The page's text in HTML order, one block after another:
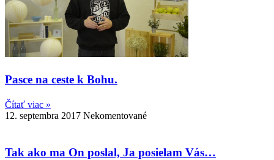
Pasce na ceste k Bohu.
Čítať viac »
12. septembra 2017 Nekomentované
Tak ako ma On poslal, Ja posielam Vás…